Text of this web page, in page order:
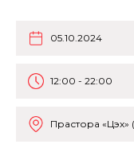
05.10.2024
12:00 - 22:00
Прастора «Цэх»